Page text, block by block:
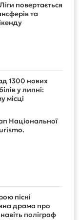
повертається
та
1300 нових
у липні:
місці
Національної
пісні
драма про
поліграф